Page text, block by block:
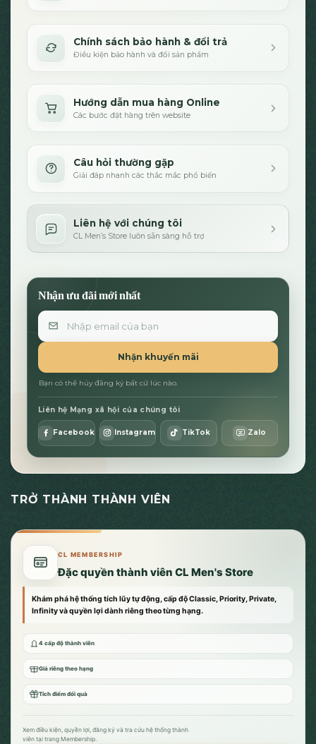
Chính sách bảo hành & đổi trả
Điều kiện bảo hành và đổi sản phẩm
Hướng dẫn mua hàng Online
Các bước đặt hàng trên website
Câu hỏi thường gặp
Giải đáp nhanh các thắc mắc phổ biến
Liên hệ với chúng tôi
CL Men’s Store luôn sẵn sàng hỗ trợ
Nhận ưu đãi mới nhất
Email
Nhận khuyến mãi
Bạn có thể hủy đăng ký bất cứ lúc nào.
Liên hệ Mạng xã hội của chúng tôi
Facebook Instagram TikTok Zalo
TRỞ THÀNH THÀNH VIÊN
CL MEMBERSHIP
Đặc quyền thành viên CL Men's Store
Khám phá hệ thống tích lũy tự động, cấp độ Classic, Priority, Private,
Infinity và quyền lợi dành riêng theo từng hạng.
4 cấp độ thành viên
Giá riêng theo hạng
Tích điểm đổi quà
Xem điều kiện, quyền lợi, đăng ký và tra cứu hệ thống thành
viên tại trang Membership.